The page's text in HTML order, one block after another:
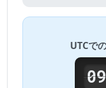
UTCで
09